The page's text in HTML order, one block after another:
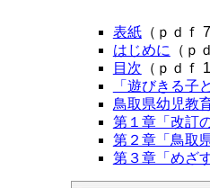
表紙（ｐｄｆ
はじめに
（ｐ
目次 （ｐｄｆ
「遊びきる子
鳥取県幼児教
第１章「改訂
第２章「鳥取
第３章「めざ